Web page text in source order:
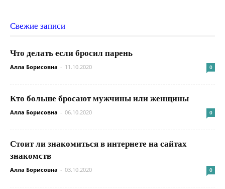
Свежие записи
Что делать если бросил парень
Алла Борисовна - 11.10.2020 0
Кто больше бросают мужчины или женщины
Алла Борисовна - 06.10.2020 0
Стоит ли знакомиться в интернете на сайтах
знакомств
Алла Борисовна - 03.10.2020 0